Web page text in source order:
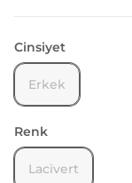
Renk
Lacivert
Cinsiyet
Erkek